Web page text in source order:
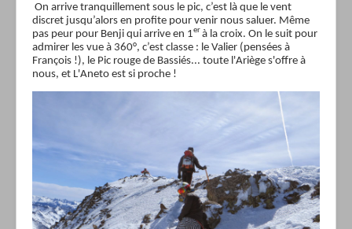
On arrive tranquillement sous le pic, c’est là que le vent
discret jusqu’alors en profite pour venir nous saluer. Même
pas peur pour Benji qui arrive en 1erà la croix. On le suit pour
admirer les vue à 360°, c’est classe : le Valier (pensées à
François !), le Pic rouge de Bassiés... toute l'Ariège s'offre à
nous, et L'Aneto est si proche !